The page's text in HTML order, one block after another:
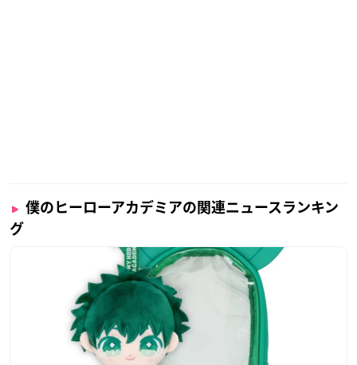
僕のヒーローアカデミアの関連ニュースランキン
グ